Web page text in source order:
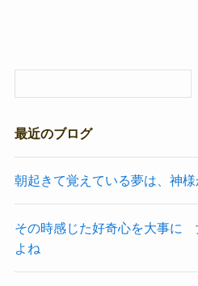
最近のブログ
朝起きて覚えている夢は、神
その時感じた好奇心を大事に
よね